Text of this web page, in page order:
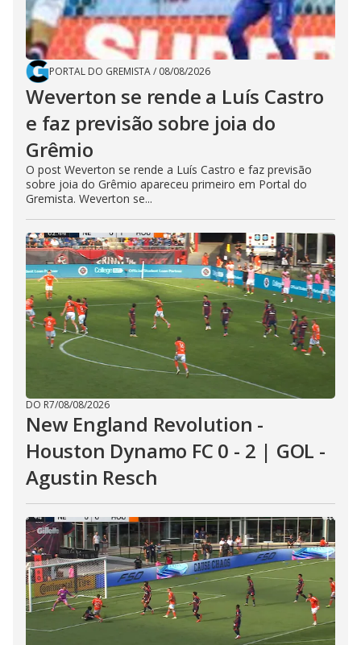
PORTAL DO GREMISTA/ 08/08/2026
Weverton se rende a Luís Castro
e faz previsão sobre joia do
Grêmio
O post Weverton se rende a Luís Castro e faz previsão
sobre joia do Grêmio apareceu primeiro em Portal do
Gremista. Weverton se...
DO R7/08/08/2026
New England Revolution -
Houston Dynamo FC 0 - 2 | GOL -
Agustin Resch